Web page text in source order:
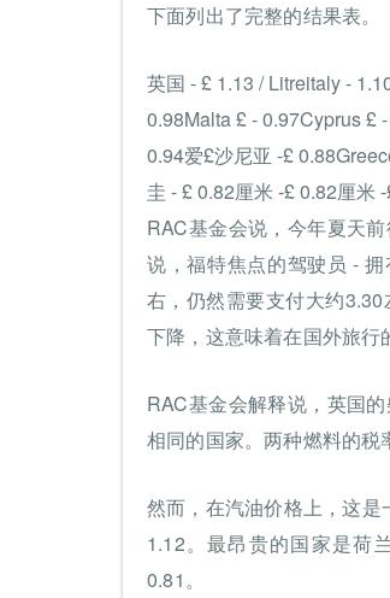
下面列出了完整的结果表。
英国 - £ 1.13 / Litreitaly -
0.98Malta £ - 0.97Cyprus £
0.94爱£沙尼亚 -£
圭 - £ 0.82厘米 -£ 0.82厘米
RAC基金会说，今年夏天
说，福特焦点的驾驶员 -
右，仍然需要支付大约
下降，这意味着在国外旅行
RAC基金会解释说，英国
相同的国家。两种燃料的税
然而，在汽油价格上，这
1.12。最昂贵的国家是荷
0.81。